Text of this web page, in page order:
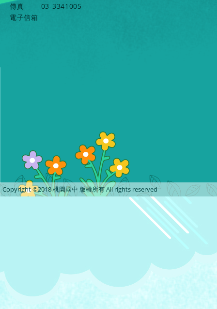
傳真
03-3341005
電子信箱
Copyright ©2018 桃園國中 版權所有 All rights reserved